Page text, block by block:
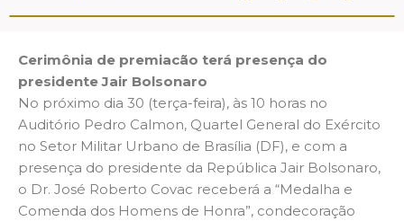
Cerimônia de premiacão terá presença do
presidente Jair Bolsonaro
No próximo dia 30 (terça-feira), às 10 horas no
Auditório Pedro Calmon, Quartel General do Exército
no Setor Militar Urbano de Brasília (DF), e com a
presença do presidente da República Jair Bolsonaro,
o Dr. José Roberto Covac receberá a “Medalha e
Comenda dos Homens de Honra”, condecoração